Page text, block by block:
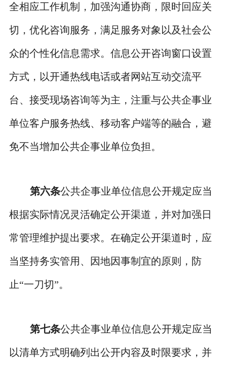
全相应工作机制，加强沟通协商，限时回应关
切，优化咨询服务，满足服务对象以及社会公
众的个性化信息需求。信息公开咨询窗口设置
方式，以开通热线电话或者网站互动交流平
台、接受现场咨询等为主，注重与公共企事业
单位客户服务热线、移动客户端等的融合，避
免不当增加公共企事业单位负担。
第六条公共企事业单位信息公开规定应当
根据实际情况灵活确定公开渠道，并对加强日
常管理维护提出要求。在确定公开渠道时，应
当坚持务实管用、因地因事制宜的原则，防
止“一刀切”。
第七条公共企事业单位信息公开规定应当
以清单方式明确列出公开内容及时限要求，并